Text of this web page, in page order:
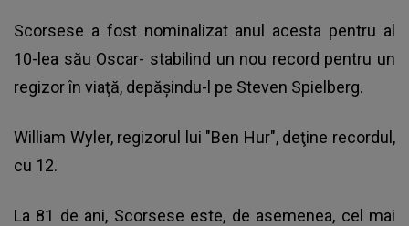
Scorsese a fost nominalizat anul acesta pentru al
10-lea său Oscar- stabilind un nou record pentru un
regizor în viaţă, depăşindu-l pe Steven Spielberg.
William Wyler, regizorul lui "Ben Hur", deţine recordul,
cu 12.
La 81 de ani, Scorsese este, de asemenea, cel mai